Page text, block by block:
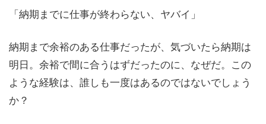
「納期までに仕事が終わらない、ヤバイ」
納期まで余裕のある仕事だったが、気づいたら納期は
明日。余裕で間に合うはずだったのに、なぜだ。この
ような経験は、誰しも一度はあるのではないでしょう
か？